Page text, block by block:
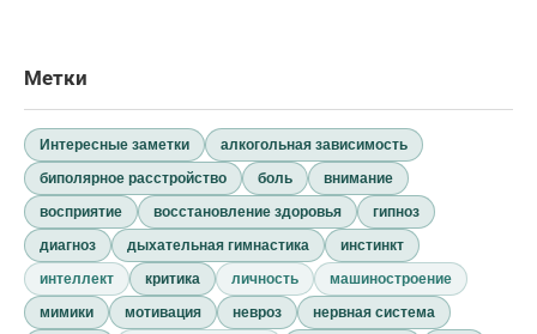
Метки
Интересные заметки
алкогольная зависимость
биполярное расстройство
боль
внимание
восприятие
восстановление здоровья
гипноз
диагноз
дыхательная гимнастика
инстинкт
интеллект
критика личность
машиностроение
мимики
мотивация невроз
нервная система